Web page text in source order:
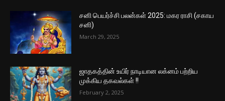
சனி பெயர்ச்சி பலன்கள் 2025: மகர ராசி (சகாய
சனி)
March 29, 2025
ஜாதகத்தின் உயிர் நாடியான லக்னம் பற்றிய
முக்கிய தகவல்கள் !!
February 2, 2025